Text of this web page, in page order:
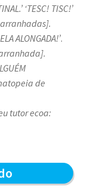
‘TESC! TISC!’
ALONGADA!’.
de
tutor ecoa:
Afiada